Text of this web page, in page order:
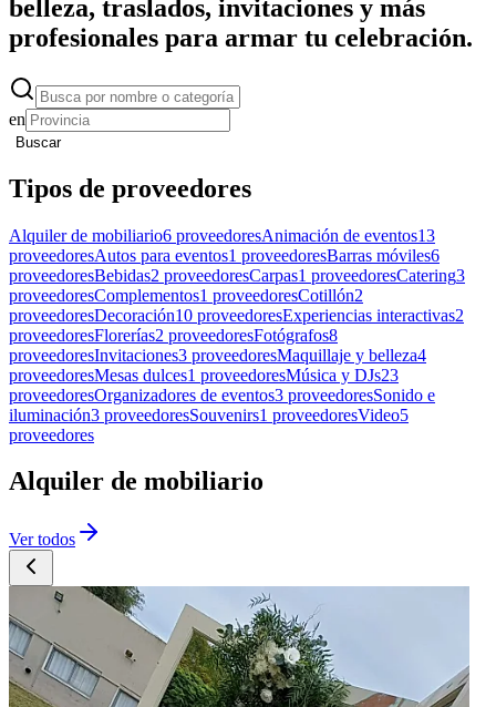
belleza, traslados, invitaciones y más
profesionales para armar tu celebración.
en
Buscar
Tipos de proveedores
Alquiler de mobiliario6 proveedoresAnimación de eventos13
proveedoresAutos para eventos1 proveedoresBarras móviles6
proveedoresBebidas2 proveedoresCarpas1 proveedoresCatering3
proveedoresComplementos1 proveedoresCotillón2
proveedoresDecoración10 proveedoresExperiencias interactivas2
proveedoresFlorerías2 proveedoresFotógrafos8
proveedoresInvitaciones3 proveedoresMaquillaje y belleza4
proveedoresMesas dulces1 proveedoresMúsica y DJs23
proveedoresOrganizadores de eventos3 proveedoresSonido e
iluminación3 proveedoresSouvenirs1 proveedoresVideo5
proveedores
Alquiler de mobiliario
Ver todos